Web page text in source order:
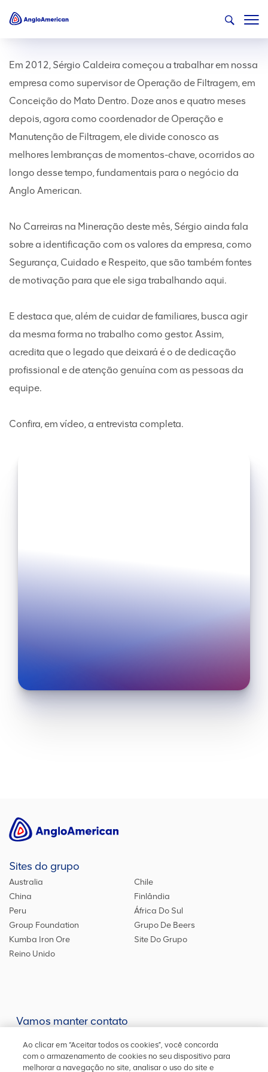
Em 2012, Sérgio Caldeira começou a trabalhar em nossa
empresa como supervisor de Operação de Filtragem, em
Conceição do Mato Dentro. Doze anos e quatro meses
depois, agora como coordenador de Operação e
Manutenção de Filtragem, ele divide conosco as
melhores lembranças de momentos-chave, ocorridos ao
longo desse tempo, fundamentais para o negócio da
Anglo American.
No Carreiras na Mineração deste mês, Sérgio ainda fala
sobre a identificação com os valores da empresa, como
Segurança, Cuidado e Respeito, que são também fontes
de motivação para que ele siga trabalhando aqui.
E destaca que, além de cuidar de familiares, busca agir
da mesma forma no trabalho como gestor. Assim,
acredita que o legado que deixará é o de dedicação
profissional e de atenção genuína com as pessoas da
equipe.
Confira, em vídeo, a entrevista completa.
Sites do grupo
Australia
Chile
China
Finlândia
Peru
África Do Sul
Group Foundation
Grupo De Beers
Kumba Iron Ore
Site Do Grupo
Reino Unido
Vamos manter contato
contatoconoscopara outras informações
Ao clicar em “Aceitar todos os cookies”, você concorda
com o armazenamento de cookies no seu dispositivo para
melhorar a navegação no site, analisar o uso do site e